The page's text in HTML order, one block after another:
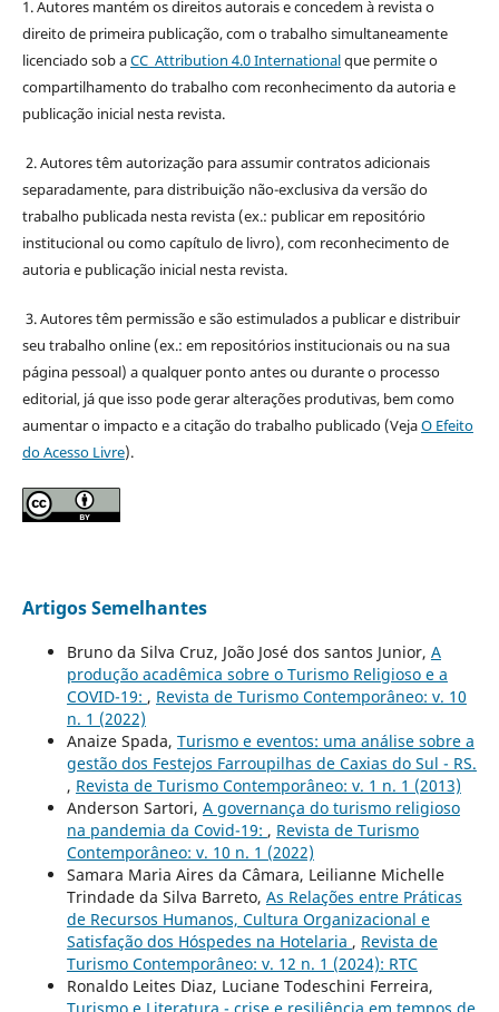
1. Autores mantém os direitos autorais e concedem à revista o
direito de primeira publicação, com o trabalho simultaneamente
licenciado sob aCC Attribution 4.0 Internationalque permite o
compartilhamento do trabalho com reconhecimento da autoria e
publicação inicial nesta revista.
2. Autores têm autorização para assumir contratos adicionais
separadamente, para distribuição não-exclusiva da versão do
trabalho publicada nesta revista (ex.: publicar em repositório
institucional ou como capítulo de livro), com reconhecimento de
autoria e publicação inicial nesta revista.
3. Autores têm permissão e são estimulados a publicar e distribuir
seu trabalho online (ex.: em repositórios institucionais ou na sua
página pessoal) a qualquer ponto antes ou durante o processo
editorial, já que isso pode gerar alterações produtivas, bem como
aumentar o impacto e a citação do trabalho publicado (VejaO Efeito
do Acesso Livre).
Artigos Semelhantes
Bruno da Silva Cruz, João José dos santos Junior, A
produção acadêmica sobre o Turismo Religioso e a
COVID-19: , Revista de Turismo Contemporâneo: v. 10
n. 1 (2022)
Anaize Spada, Turismo e eventos: uma análise sobre a
gestão dos Festejos Farroupilhas de Caxias do Sul - RS.
, Revista de Turismo Contemporâneo: v. 1 n. 1 (2013)
Anderson Sartori, A governança do turismo religioso
na pandemia da Covid-19: , Revista de Turismo
Contemporâneo: v. 10 n. 1 (2022)
Samara Maria Aires da Câmara, Leilianne Michelle
Trindade da Silva Barreto, As Relações entre Práticas
de Recursos Humanos, Cultura Organizacional e
Satisfação dos Hóspedes na Hotelaria , Revista de
Turismo Contemporâneo: v. 12 n. 1 (2024): RTC
Ronaldo Leites Diaz, Luciane Todeschini Ferreira,